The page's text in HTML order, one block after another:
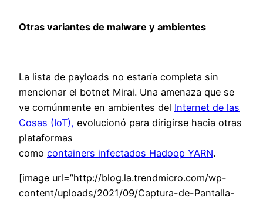
Otras variantes de malware y ambientes
La lista de payloads no estaría completa sin
mencionar el botnet Mirai. Una amenaza que se
ve comúnmente en ambientes del Internet de las
Cosas (IoT), evolucionó para dirigirse hacia otras
plataformas
como containers infectados Hadoop YARN.
[image url=”http://blog.la.trendmicro.com/wp-
content/uploads/2021/09/Captura-de-Pantalla-